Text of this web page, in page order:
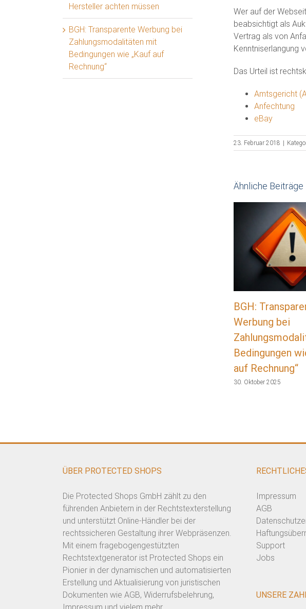
Wer auf der
beabsichtigt als
Vertrag als von
Kenntniserlangung
Das Urteil ist
Amtsgericht
Anfechtung
eBay
23. Februar 2018
Ähnliche Beiträge
BGH:
Werbung bei
Bedingungen
auf Rechnung“
30. Oktober 2025
Hersteller achten müssen
BGH: Transparente Werbung bei
Zahlungsmodalitäten mit
Bedingungen wie „Kauf auf
Rechnung“
ÜBER PROTECTED SHOPS
Die Protected Shops GmbH zählt zu den
führenden Anbietern in der Rechtstexterstellung
und unterstützt Online-Händler bei der
rechtssicheren Gestaltung ihrer Webpräsenzen.
Mit einem fragebogengestützten
Rechtstextgenerator ist Protected Shops ein
Pionier in der dynamischen und automatisierten
Erstellung und Aktualisierung von juristischen
Dokumenten wie AGB, Widerrufsbelehrung,
Impressum
AGB
Support
Jobs
UNSERE